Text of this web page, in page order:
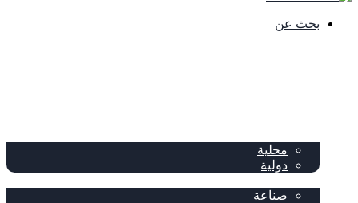
بحث عن
محلية
دولية
صناعة